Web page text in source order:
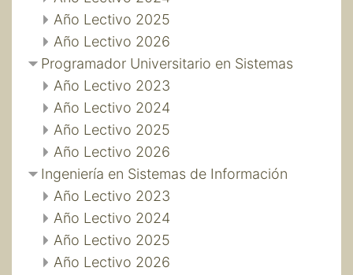
Año Lectivo 2025
Año Lectivo 2026
Programador Universitario en Sistemas
Año Lectivo 2023
Año Lectivo 2024
Año Lectivo 2025
Año Lectivo 2026
Ingeniería en Sistemas de Información
Año Lectivo 2023
Año Lectivo 2024
Año Lectivo 2025
Año Lectivo 2026